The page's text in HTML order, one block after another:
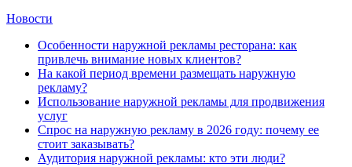
Новости
Особенности наружной рекламы ресторана: как
привлечь внимание новых клиентов?
На какой период времени размещать наружную
рекламу?
Использование наружной рекламы для продвижения
услуг
Спрос на наружную рекламу в 2026 году: почему ее
стоит заказывать?
Аудитория наружной рекламы: кто эти люди?